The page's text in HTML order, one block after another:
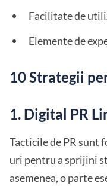
Facilitate de
Elemente de
10 Strategii
1. Digital PR
Tacticile de PR sunt
uri pentru a sprijini
asemenea, o parte